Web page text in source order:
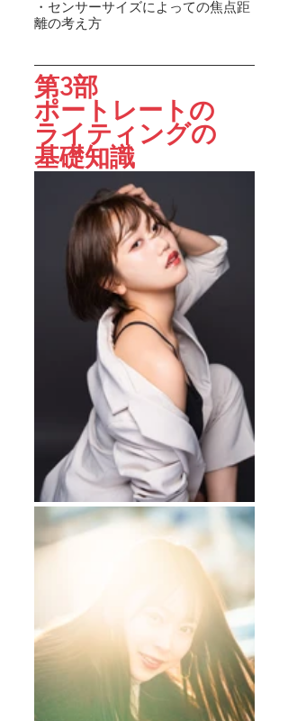
・センサーサイズによっての焦点距
離の考え方
第3部
ポートレートの
ライティングの
基礎知識